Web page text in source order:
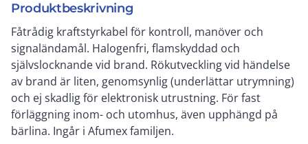
Produktbeskrivning
Fåtrådig kraftstyrkabel för kontroll, manöver och
signaländamål. Halogenfri, flamskyddad och
självslocknande vid brand. Rökutveckling vid händelse
av brand är liten, genomsynlig (underlättar utrymning)
och ej skadlig för elektronisk utrustning. För fast
förläggning inom- och utomhus, även upphängd på
bärlina. Ingår i Afumex familjen.